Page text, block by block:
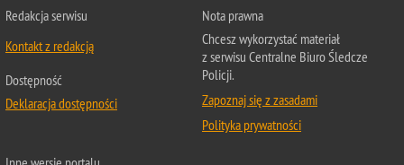
Redakcja serwisu
Kontakt z redakcją
Dostępność
Deklaracja dostępności
Nota prawna
Chcesz wykorzystać materiał
z serwisu Centralne Biuro Śledcze
Policji.
Zapoznaj się z zasadami
Polityka prywatności